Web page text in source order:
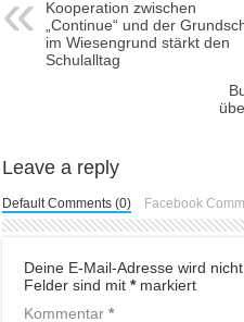
Kooperation zwischen
„Continue“ und der
im Wiesengrund stärkt den
Schulalltag
Leave a reply
Default Comments (0) Facebook
Deine E-Mail-Adresse wird
Felder sind mit*markiert
Kommentar*